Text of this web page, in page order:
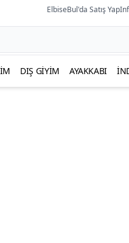
ElbiseBul'da Satış Yap
DIŞ GIYIM AYAKKABI